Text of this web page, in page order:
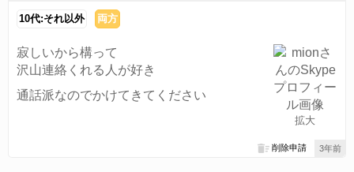
10代:それ以外 両方
拡大
寂しいから構って
沢山連絡くれる人が好き
通話派なのでかけてきてください
3年前
削除申請